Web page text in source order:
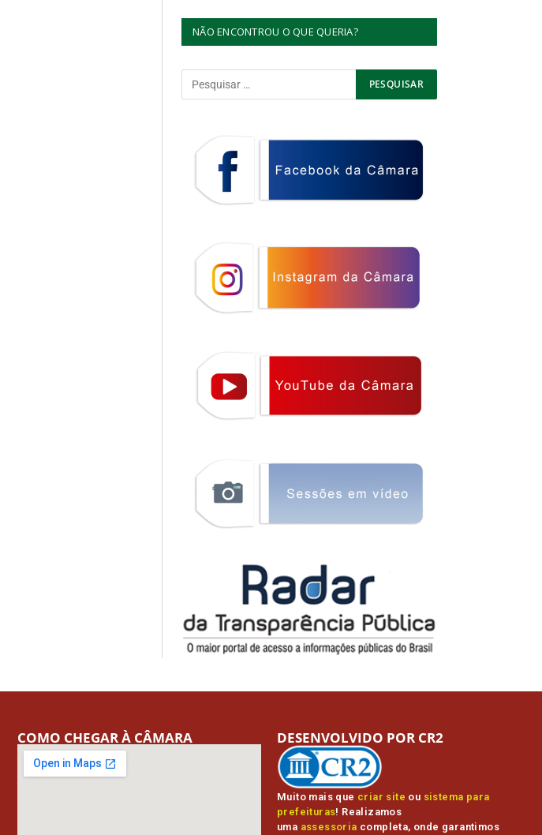
NÃO ENCONTROU O QUE QUERIA?
COMO CHEGAR À CÂMARA
Muito mais que criar site ou sistema para
prefeituras! Realizamos
uma assessoria completa, onde garantimos
DESENVOLVIDO POR CR2